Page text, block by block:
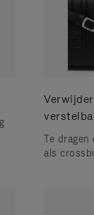
Te dragen
als